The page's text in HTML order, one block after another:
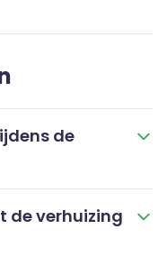
de
de verhuizing